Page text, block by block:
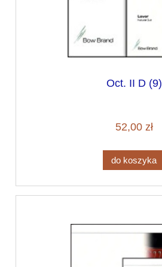
Oct. II D (9)
52,00 zł
do koszyka